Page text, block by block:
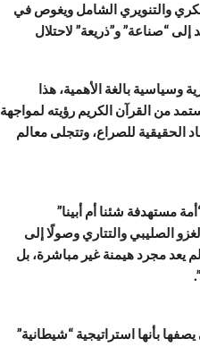
والتنويري الشامل ويغوص في
“صناعة” و”ذريعة” لاحتلال
أبو عواضة، من 58 صفحة، كوثيقة فكرية وسياسية بالغة الأهمية، هذا
من القرآن الكريم رؤيته لمواجهة
الحقيقية للصراع، وتتجلى معالم
مستهدفة شئنا أم أبينا”
الصليبي والتتاري وصولًا إلى
يعد مجرد هيمنة غير مباشرة، بل
بأنها استراتيجية “شيطانية”